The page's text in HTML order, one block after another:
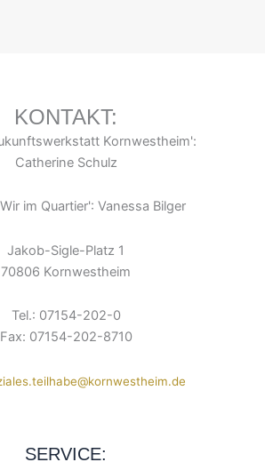
KONTAKT:
Kornwestheim':
Catherine Schulz
im Quartier': Vanessa Bilger
Jakob-Sigle-Platz 1
70806 Kornwestheim
Tel.: 07154-202-0
Fax: 07154-202-8710
SERVICE: